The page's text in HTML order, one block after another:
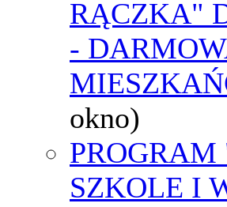
RĄCZKA"
-
okno)
SZKOLE I